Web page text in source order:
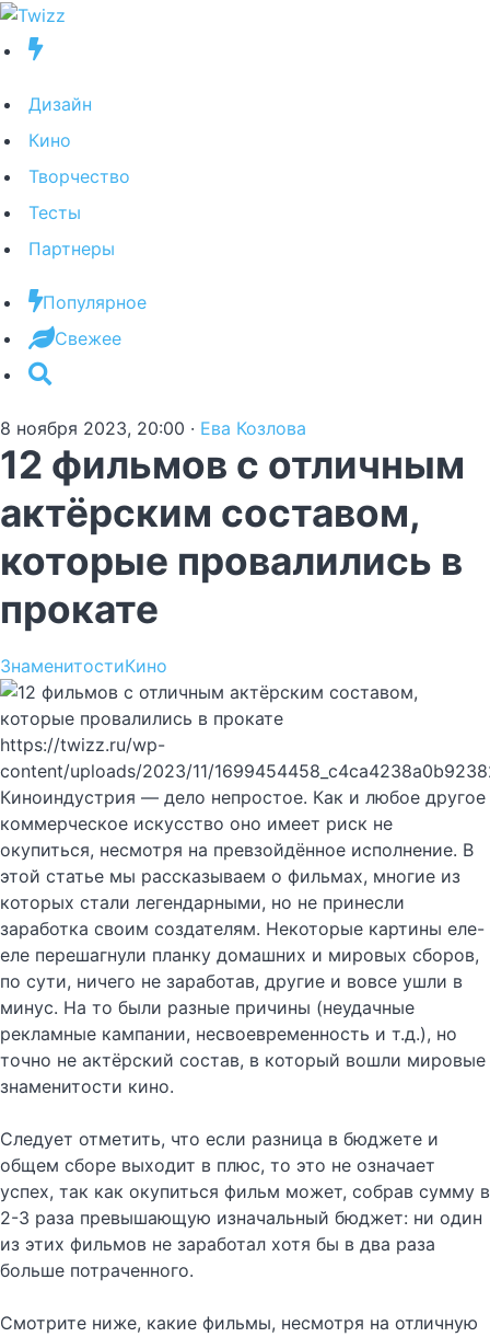
Дизайн
Кино
Творчество
Тесты
Партнеры
Популярное
Свежее
8 ноября 2023, 20:00 · Ева Козлова
12 фильмов с отличным
актёрским составом,
которые провалились в
прокате
ЗнаменитостиКино
https://twizz.ru/wp-
content/uploads/2023/11/
Киноиндустрия — дело непростое. Как и любое другое
коммерческое искусство оно имеет риск не
окупиться, несмотря на превзойдённое исполнение. В
этой статье мы рассказываем о фильмах, многие из
которых стали легендарными, но не принесли
заработка своим создателям. Некоторые картины еле-
еле перешагнули планку домашних и мировых сборов,
по сути, ничего не заработав, другие и вовсе ушли в
минус. На то были разные причины (неудачные
рекламные кампании, несвоевременность и т.д.), но
точно не актёрский состав, в который вошли мировые
знаменитости кино.
Следует отметить, что если разница в бюджете и
общем сборе выходит в плюс, то это не означает
успех, так как окупиться фильм может, собрав сумму в
2-3 раза превышающую изначальный бюджет: ни один
из этих фильмов не заработал хотя бы в два раза
больше потраченного.
Смотрите ниже, какие фильмы, несмотря на отличную